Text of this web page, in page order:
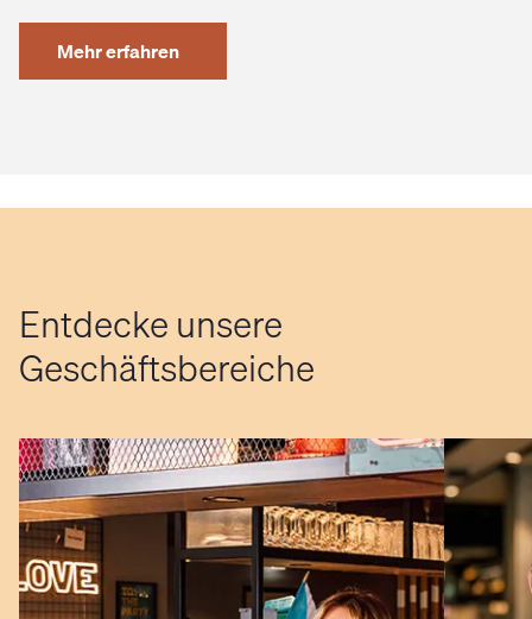
Mehr erfahren
Entdecke unsere
Geschäftsbereiche